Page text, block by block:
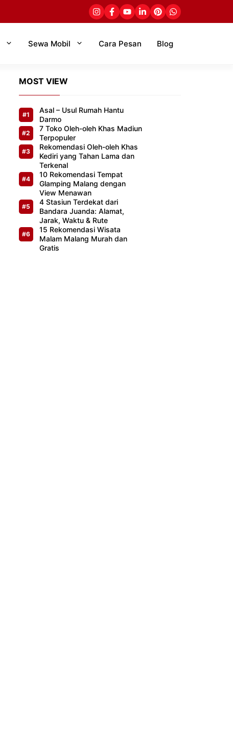
Sewa Mobil Cara Pesan Blog
MOST VIEW
Asal – Usul Rumah Hantu
Darmo
7 Toko Oleh-oleh Khas Madiun
Terpopuler
Rekomendasi Oleh-oleh Khas
Kediri yang Tahan Lama dan
Terkenal
10 Rekomendasi Tempat
Glamping Malang dengan
View Menawan
4 Stasiun Terdekat dari
Bandara Juanda: Alamat,
Jarak, Waktu & Rute
15 Rekomendasi Wisata
Malam Malang Murah dan
Gratis